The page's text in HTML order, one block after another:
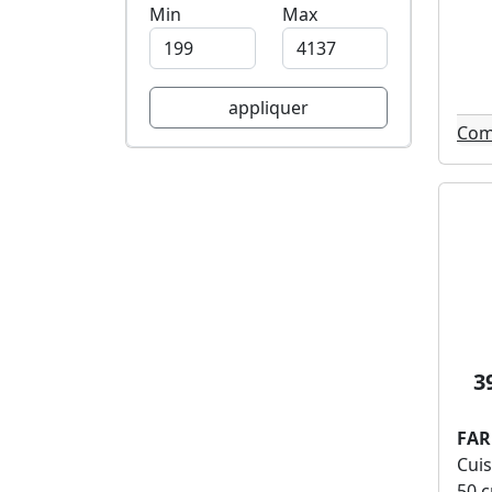
Whirlpool (1)
Glem (1)
Oceanic (1)
Rosieres (1)
Homer (1)
Min Max
appliquer